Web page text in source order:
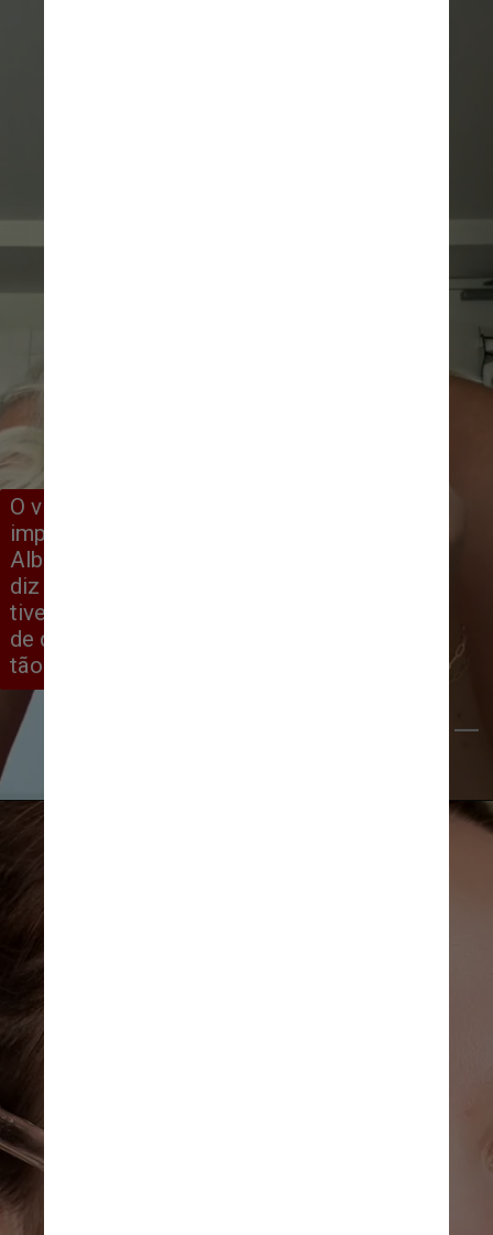
O vídeo recebeu vários comentários
impressionados de seguidores. "Uma
Albert Einstein dos dias modernos",
diz uma seguidora. "Garota, se eu
tivesse dinheiro, eu te daria um milhão
de dólares. Essa é uma informação
tão boa", diz outra